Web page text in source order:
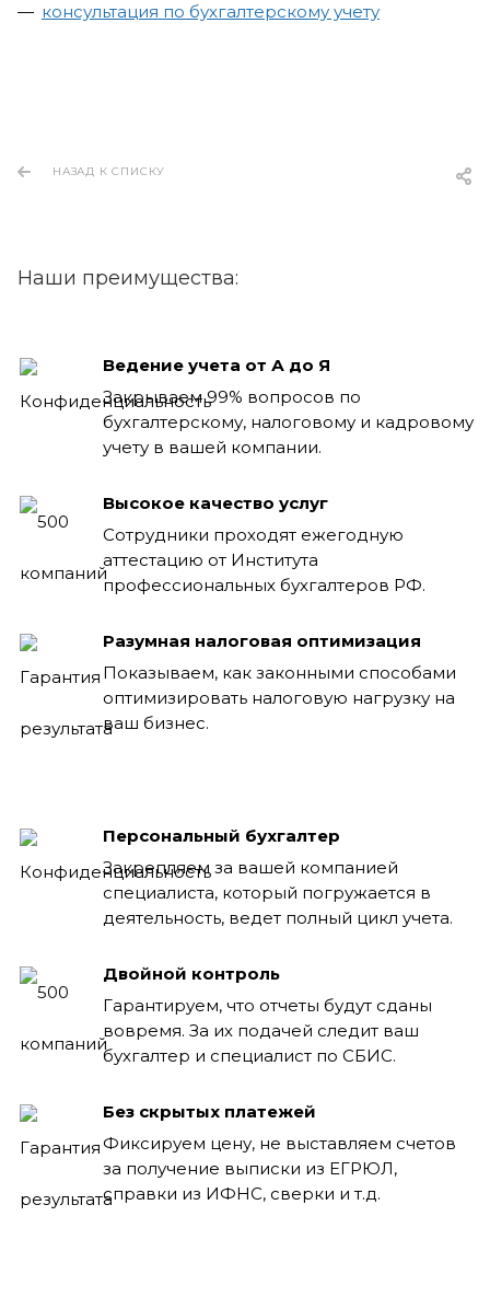
консультация по бухгалтерскому учету
НАЗАД К СПИСКУ
Наши преимущества:
Ведение учета от А до Я
Закрываем 99% вопросов по
бухгалтерскому, налоговому и кадровому
учету в вашей компании.
Высокое качество услуг
Сотрудники проходят ежегодную
аттестацию от Института
профессиональных бухгалтеров РФ.
Разумная налоговая оптимизация
Показываем, как законными способами
оптимизировать налоговую нагрузку на
ваш бизнес.
Персональный бухгалтер
Закрепляем за вашей компанией
специалиста, который погружается в
деятельность, ведет полный цикл учета.
Двойной контроль
Гарантируем, что отчеты будут сданы
вовремя. За их подачей следит ваш
бухгалтер и специалист по СБИС.
Без скрытых платежей
Фиксируем цену, не выставляем счетов
за получение выписки из ЕГРЮЛ,
справки из ИФНС, сверки и т.д.